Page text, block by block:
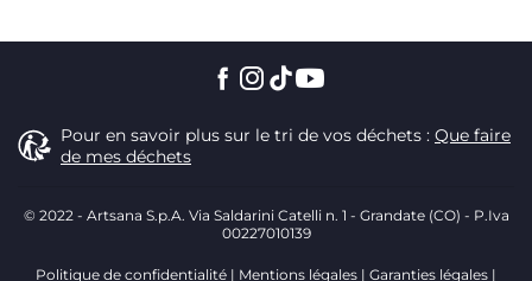
Pour en savoir plus sur le tri de vos déchets : Que faire
de mes déchets
© 2022 - Artsana S.p.A. Via Saldarini Catelli n. 1 - Grandate (CO) - P.Iva
00227010139
Politique de confidentialité Mentions légales Garanties légales